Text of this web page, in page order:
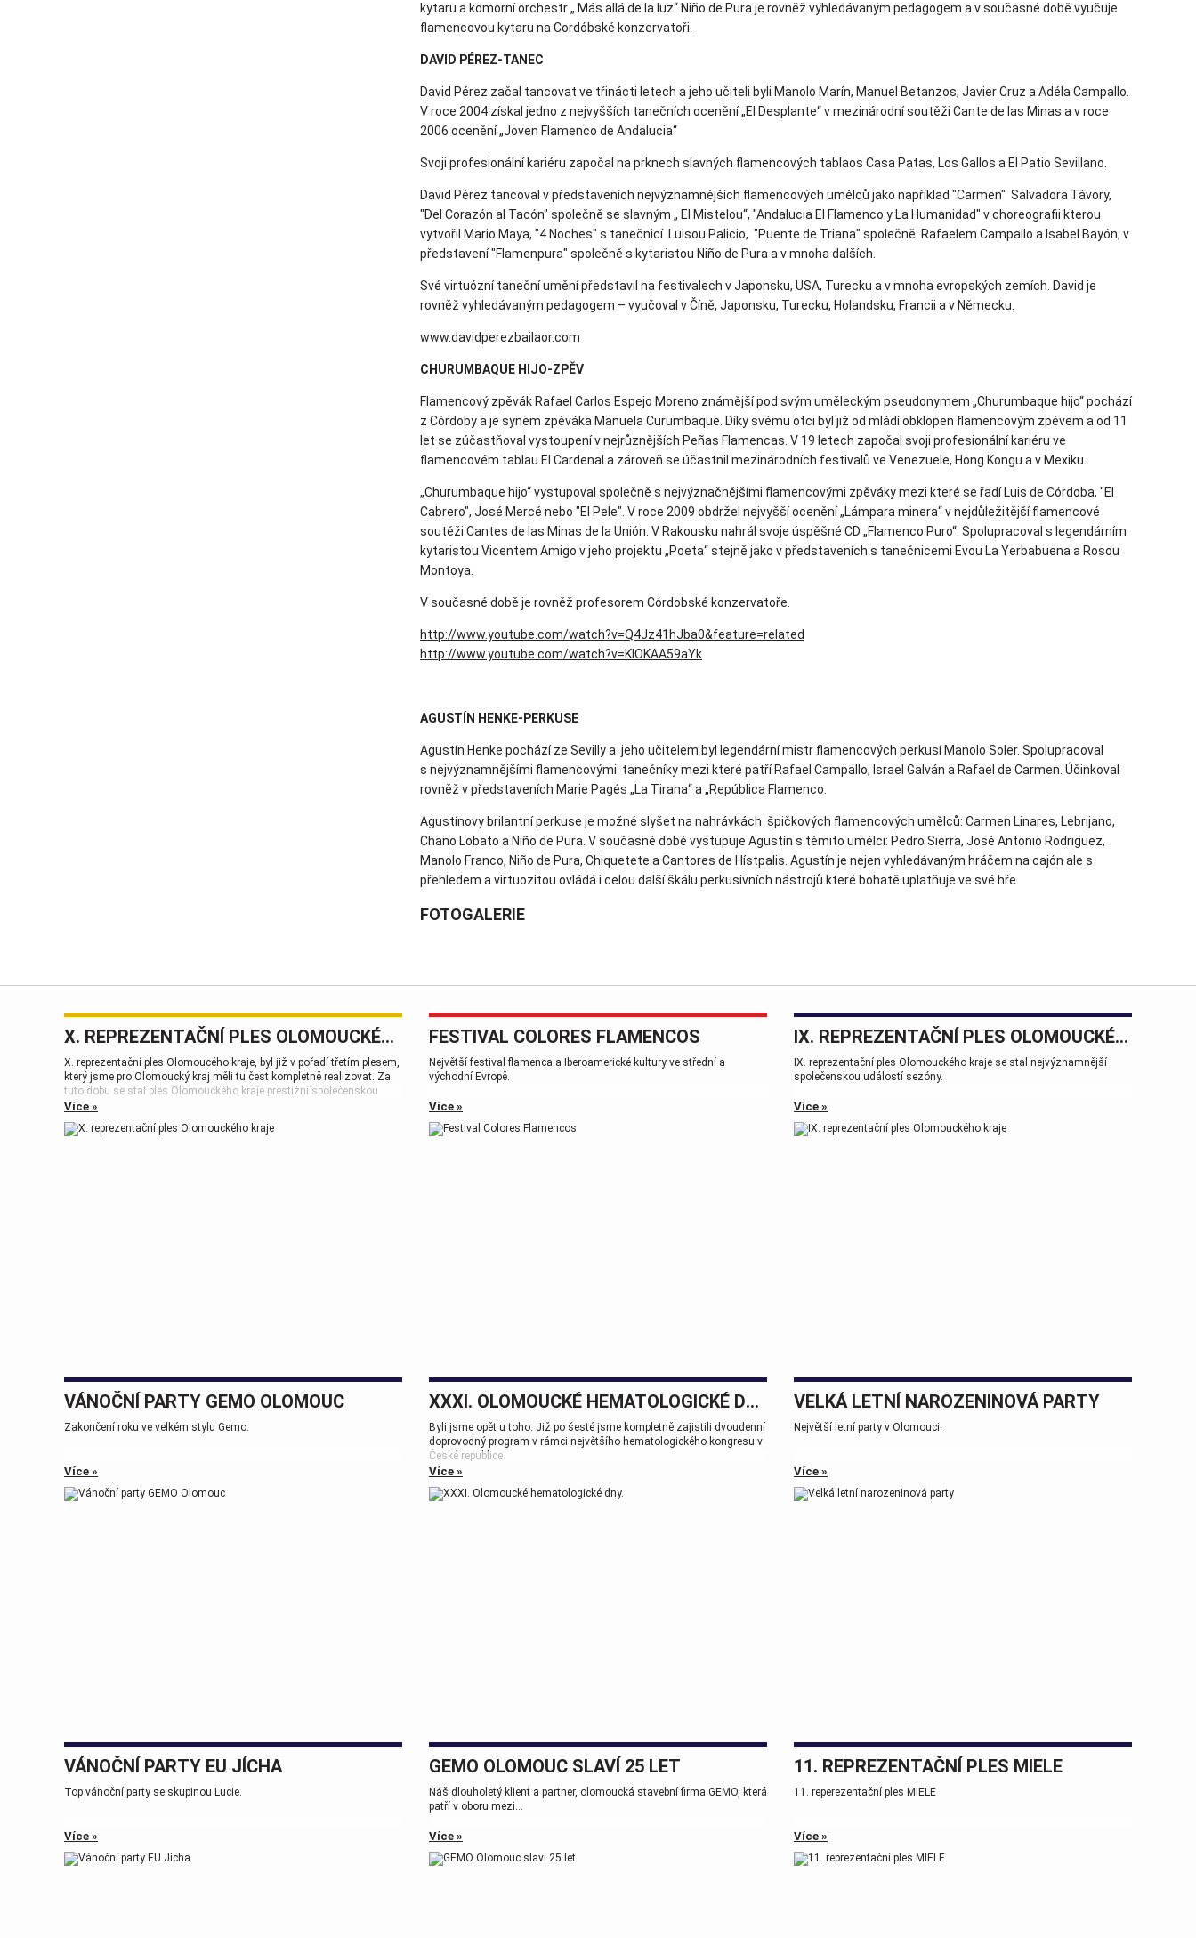
kytaru a komorní orchestr „ Más allá de la luz“ Niño de Pura je rovněž vyhledávaným pedagogem a v současné době vyučuje
flamencovou kytaru na Cordóbské konzervatoři.
DAVID PÉREZ-TANEC
David Pérez začal tancovat ve třinácti letech a jeho učiteli byli Manolo Marín, Manuel Betanzos, Javier Cruz a Adéla Campallo.
V roce 2004 získal jedno z nejvyšších tanečních ocenění „El Desplante“ v mezinárodní soutěži Cante de las Minas a v roce
2006 ocenění „Joven Flamenco de Andalucia“
Svoji profesionální kariéru započal na prknech slavných flamencových tablaos Casa Patas, Los Gallos a El Patio Sevillano.
David Pérez tancoval v představeních nejvýznamnějších flamencových umělců jako například "Carmen" Salvadora Távory,
"Del Corazón al Tacón" společně se slavným „ El Mistelou“, "Andalucia El Flamenco y La Humanidad" v choreografii kterou
vytvořil Mario Maya, "4 Noches" s tanečnicí Luisou Palicio, "Puente de Triana" společně Rafaelem Campallo a Isabel Bayón, v
představení "Flamenpura" společně s kytaristou Niño de Pura a v mnoha dalších.
Své virtuózní taneční umění představil na festivalech v Japonsku, USA, Turecku a v mnoha evropských zemích. David je
rovněž vyhledávaným pedagogem – vyučoval v Číně, Japonsku, Turecku, Holandsku, Francii a v Německu.
www.davidperezbailaor.com
CHURUMBAQUE HIJO-ZPĚV
Flamencový zpěvák Rafael Carlos Espejo Moreno známější pod svým uměleckým pseudonymem „Churumbaque hijo“ pochází
z Córdoby a je synem zpěváka Manuela Curumbaque. Díky svému otci byl již od mládí obklopen flamencovým zpěvem a od 11
let se zúčastňoval vystoupení v nejrůznějších Peñas Flamencas. V 19 letech započal svoji profesionální kariéru ve
flamencovém tablau El Cardenal a zároveň se účastnil mezinárodních festivalů ve Venezuele, Hong Kongu a v Mexiku.
„Churumbaque hijo“ vystupoval společně s nejvýznačnějšími flamencovými zpěváky mezi které se řadí Luis de Córdoba, "El
Cabrero", José Mercé nebo "El Pele". V roce 2009 obdržel nejvyšší ocenění „Lámpara minera“ v nejdůležitější flamencové
soutěži Cantes de las Minas de la Unión. V Rakousku nahrál svoje úspěšné CD „Flamenco Puro“. Spolupracoval s legendárním
kytaristou Vicentem Amigo v jeho projektu „Poeta“ stejně jako v představeních s tanečnicemi Evou La Yerbabuena a Rosou
Montoya.
V současné době je rovněž profesorem Córdobské konzervatoře.
http://www.youtube.com/watch?v=Q4Jz41hJba0&feature=related
http://www.youtube.com/watch?v=KIOKAA59aYk
AGUSTÍN HENKE-PERKUSE
Agustín Henke pochází ze Sevilly a jeho učitelem byl legendární mistr flamencových perkusí Manolo Soler. Spolupracoval
s nejvýznamnějšími flamencovými tanečníky mezi které patří Rafael Campallo, Israel Galván a Rafael de Carmen. Účinkoval
rovněž v představeních Marie Pagés „La Tirana“ a „República Flamenco.
Agustínovy brilantní perkuse je možné slyšet na nahrávkách špičkových flamencových umělců: Carmen Linares, Lebrijano,
Chano Lobato a Niño de Pura. V současné době vystupuje Agustín s těmito umělci: Pedro Sierra, José Antonio Rodriguez,
Manolo Franco, Niño de Pura, Chiquetete a Cantores de Hístpalis. Agustín je nejen vyhledávaným hráčem na cajón ale s
přehledem a virtuozitou ovládá i celou další škálu perkusivních nástrojů které bohatě uplatňuje ve své hře.
FOTOGALERIE
X. REPREZENTAČNÍ PLES OLOMOUCKÉHO KRAJE
X. reprezentační ples Olomoucého kraje, byl již v pořadí třetím plesem,
který jsme pro Olomoucký kraj měli tu čest kompletně realizovat. Za
tuto dobu se stal ples Olomouckého kraje prestižní společenskou
událostí, která patří k vrcholům plesové sezóny.
Více »
FESTIVAL COLORES FLAMENCOS
Největší festival flamenca a Iberoamerické kultury ve střední a
východní Evropě.
Více »
IX. REPREZENTAČNÍ PLES OLOMOUCKÉHO KRAJE
IX. reprezentační ples Olomouckého kraje se stal nejvýznamnější
společenskou událostí sezóny.
Více »
VÁNOČNÍ PARTY GEMO OLOMOUC
Zakončení roku ve velkém stylu Gemo.
Více »
XXXI. OLOMOUCKÉ HEMATOLOGICKÉ DNY.
Byli jsme opět u toho. Již po šesté jsme kompletně zajistili dvoudenní
doprovodný program v rámci největšího hematologického kongresu v
České republice.
Tak zase za rok na viděnou přátelé.
Více »
VELKÁ LETNÍ NAROZENINOVÁ PARTY
Největší letní party v Olomouci.
Více »
VÁNOČNÍ PARTY EU JÍCHA
Top vánoční party se skupinou Lucie.
Více »
GEMO OLOMOUC SLAVÍ 25 LET
Náš dlouholetý klient a partner, olomoucká stavební firma GEMO, která
patří v oboru mezi...
Více »
11. REPREZENTAČNÍ PLES MIELE
11. reperezentační ples MIELE
Více »